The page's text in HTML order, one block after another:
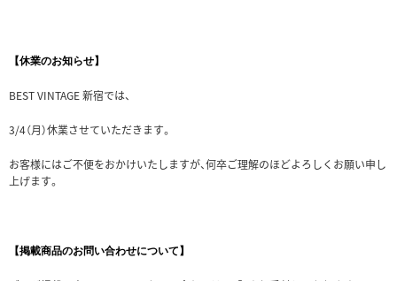
【休業のお知らせ】
BEST VINTAGE 新宿では、
3/4（月）休業させていただきます。
お客様にはご不便をおかけいたしますが、何卒ご理解のほどよろしくお願い申し
上げます。
【掲載商品のお問い合わせについて】